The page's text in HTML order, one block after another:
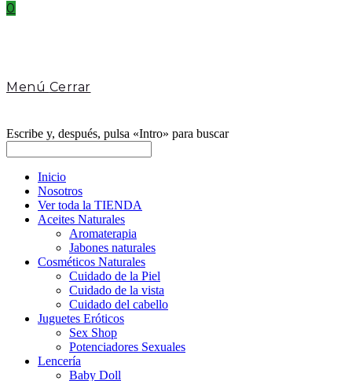
0
Menú Cerrar
Escribe y, después, pulsa «Intro» para buscar
Inicio
Nosotros
Ver toda la TIENDA
Aceites Naturales
Aromaterapia
Jabones naturales
Cosméticos Naturales
Cuidado de la Piel
Cuidado de la vista
Cuidado del cabello
Juguetes Eróticos
Sex Shop
Potenciadores Sexuales
Lencería
Baby Doll